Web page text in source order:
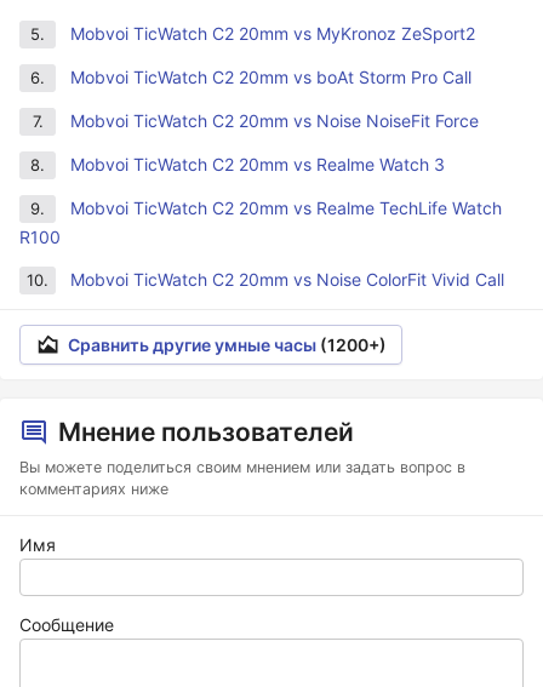
5. Mobvoi TicWatch C2 20mm vs MyKronoz ZeSport2
6. Mobvoi TicWatch C2 20mm vs boAt Storm Pro Call
7. Mobvoi TicWatch C2 20mm vs Noise NoiseFit Force
8. Mobvoi TicWatch C2 20mm vs Realme Watch 3
9.
Mobvoi TicWatch C2 20mm vs Realme TechLife Watch
R100
10. Mobvoi TicWatch C2 20mm vs Noise ColorFit Vivid Call
Сравнить другие умные часы (1200+)
Мнение пользователей
Вы можете поделиться своим мнением или задать вопрос в
комментариях ниже
Имя
Сообщение